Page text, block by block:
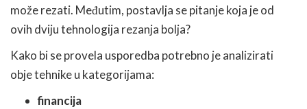
može rezati. Međutim, postavlja se pitanje koja je od
ovih dviju tehnologija rezanja bolja?
Kako bi se provela usporedba potrebno je analizirati
obje tehnike u kategorijama:
financija